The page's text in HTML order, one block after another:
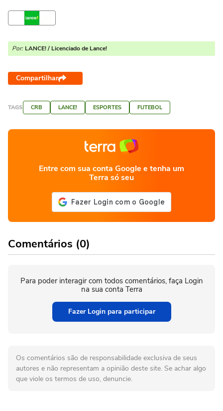
Por: LANCE! / Licenciado de Lance!
Compartilhar
TAGS CRB LANCE! ESPORTES FUTEBOL
Entre com sua conta Google e tenha um
Terra só seu
Comentários (0)
Para poder interagir com todos comentários, faça Login
na sua conta Terra
Fazer Login para participar
Os comentários são de responsabilidade exclusiva de seus
autores e não representam a opinião deste site. Se achar algo
que viole os termos de uso, denuncie.